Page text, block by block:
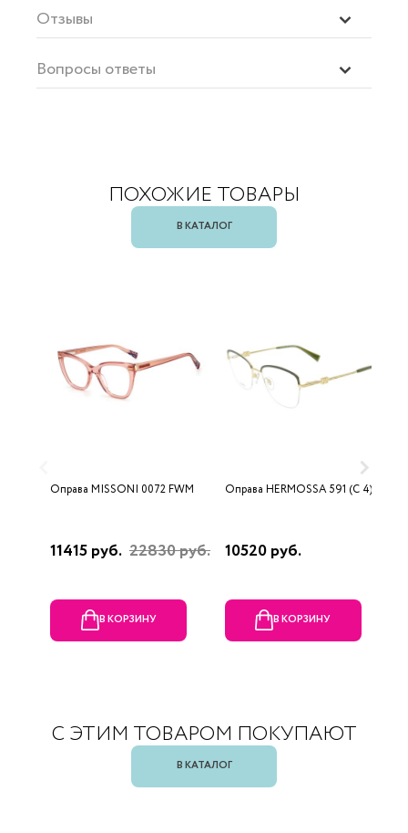
Отзывы
Вопросы ответы
ПОХОЖИЕ ТОВАРЫ
В КАТАЛОГ
Оправа MISSONI 0072 FWM
11415 руб. 22830 руб.
В КОРЗИНУ
Оправа HERMOSSA 591 (C 4)
10520 руб.
В КОРЗИНУ
С ЭТИМ ТОВАРОМ ПОКУПАЮТ
В КАТАЛОГ